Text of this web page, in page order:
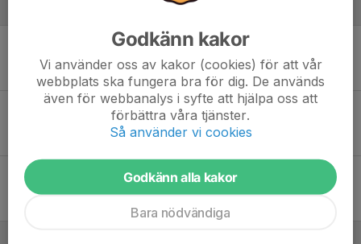
10:00
Dagsbergs IF F15 - Waldemarsviks IF
Bajdoffplanen
Lör 22
Waldemarsviks IF - IFK Wreta Kloster BK Ljungsbro
Grännäs IP
Sön 30
14:00
Malmslätts AIK - Waldemarsviks IF
Godkänn kakor
Vi använder oss av kakor (cookies) för att vår
webbplats ska fungera bra för dig. De används
även för webbanalys i syfte att hjälpa oss att
förbättra våra tjänster.
Så använder vi cookies
Godkänn alla kakor
Bara nödvändiga